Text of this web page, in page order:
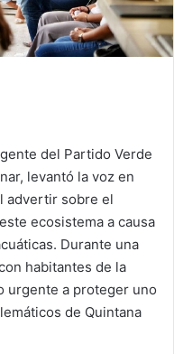
del Partido Verde
levantó la voz en
advertir sobre el
ecosistema a causa
Durante una
habitantes de la
urgente a proteger uno
de Quintana